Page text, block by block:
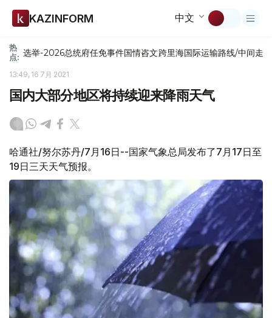
KAZINFORM 中文
热
点: 选举-2026总统府任免事件国情咨文跨里海国际运输路线/中间走廊
13:49, 16 7月 2021
国内大部分地区将持续迎来降雨天气
哈通社/努尔苏丹/7月16日--国家气象总局发布了7月17日至
19日三天天气预报。